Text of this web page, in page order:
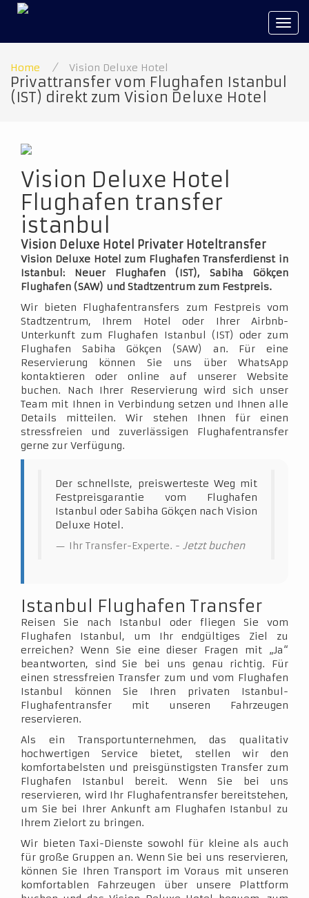
Home / Vision Deluxe Hotel
Privattransfer vom Flughafen Istanbul
(IST) direkt zum Vision Deluxe Hotel
Vision Deluxe Hotel
Flughafen transfer
istanbul
Vision Deluxe Hotel Privater Hoteltransfer
Vision Deluxe Hotel zum Flughafen Transferdienst in
Istanbul: Neuer Flughafen (IST), Sabiha Gökçen
Flughafen (SAW) und Stadtzentrum zum Festpreis.
Wir bieten Flughafentransfers zum Festpreis vom
Stadtzentrum, Ihrem Hotel oder Ihrer Airbnb-
Unterkunft zum Flughafen Istanbul (IST) oder zum
Flughafen Sabiha Gökçen (SAW) an. Für eine
Reservierung können Sie uns über WhatsApp
kontaktieren oder online auf unserer Website
buchen. Nach Ihrer Reservierung wird sich unser
Team mit Ihnen in Verbindung setzen und Ihnen alle
Details mitteilen. Wir stehen Ihnen für einen
stressfreien und zuverlässigen Flughafentransfer
gerne zur Verfügung.
Der schnellste, preiswerteste Weg mit
Festpreisgarantie vom Flughafen
Istanbul oder Sabiha Gökçen nach Vision
Deluxe Hotel.
Ihr Transfer-Experte. - Jetzt buchen
Istanbul Flughafen Transfer
Reisen Sie nach Istanbul oder fliegen Sie vom
Flughafen Istanbul, um Ihr endgültiges Ziel zu
erreichen? Wenn Sie eine dieser Fragen mit „Ja“
beantworten, sind Sie bei uns genau richtig. Für
einen stressfreien Transfer zum und vom Flughafen
Istanbul können Sie Ihren privaten Istanbul-
Flughafentransfer mit unseren Fahrzeugen
reservieren.
Als ein Transportunternehmen, das qualitativ
hochwertigen Service bietet, stellen wir den
komfortabelsten und preisgünstigsten Transfer zum
Flughafen Istanbul bereit. Wenn Sie bei uns
reservieren, wird Ihr Flughafentransfer bereitstehen,
um Sie bei Ihrer Ankunft am Flughafen Istanbul zu
Ihrem Zielort zu bringen.
Wir bieten Taxi-Dienste sowohl für kleine als auch
für große Gruppen an. Wenn Sie bei uns reservieren,
können Sie Ihren Transport im Voraus mit unseren
komfortablen Fahrzeugen über unsere Plattform